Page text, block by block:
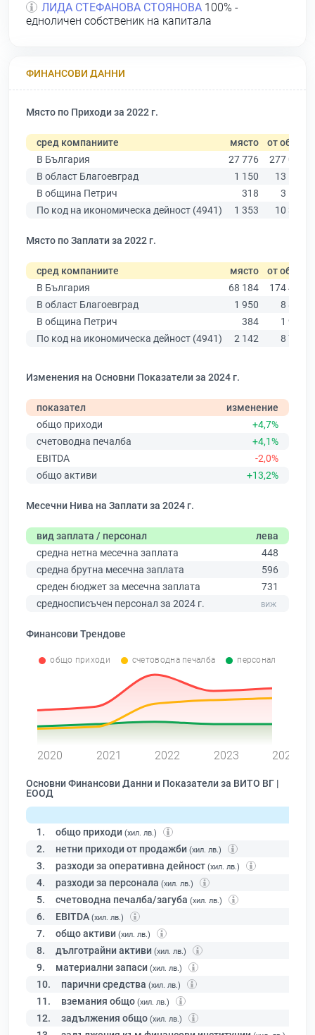
ЛИДА СТЕФАНОВА СТОЯНОВА 100% -
едноличен собственик на капитала
ФИНАНСОВИ ДАННИ
Място по Приходи за 2022 г.
сред компаниите място от общо
В България
27 776
277 019
В област Благоевград
1 150
13 529
В община Петрич
318
3 136
По код на икономическа дейност (4941)
1 353 10 330
Място по Заплати за 2022 г.
сред компаниите място от общо
В България
68 184
174 403
В област Благоевград
1 950
8 826
В община Петрич
384
1 963
По код на икономическа дейност (4941)
2 142 8 756
Изменения на Основни Показатели за 2024 г.
показател
изменение
общо приходи
+4,7%
счетоводна печалба
+4,1%
EBITDA
-2,0%
общо активи
+13,2%
Месечни Нива на Заплати за 2024 г.
вид заплата / персонал
лева
средна нетна месечна заплата
448
средна брутна месечна заплата
596
среден бюджет за месечна заплата
731
средносписъчен персонал за 2024 г.
Финансови Трендове
общо приходи счетоводна печалба персонал
2020 2021 2022 2023 2024
Основни Финансови Данни и Показатели за ВИТО ВГ |
ЕООД
1. общо приходи (хил. лв.)
2. нетни приходи от продажби (хил. лв.)
3. разходи за оперативна дейност (хил. лв.)
4. разходи за персонала (хил. лв.)
5. счетоводна печалба/загуба (хил. лв.)
6. EBITDA (хил. лв.)
7. общо активи (хил. лв.)
8. дълготрайни активи (хил. лв.)
9. материални запаси (хил. лв.)
10. парични средства (хил. лв.)
11. вземания общо (хил. лв.)
12. задължения общо (хил. лв.)